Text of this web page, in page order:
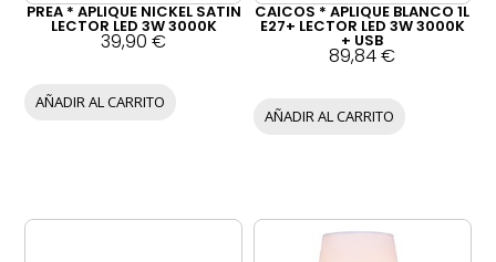
PREA * APLIQUE NICKEL SATIN
LECTOR LED 3W 3000K
39,90€
AÑADIR AL CARRITO
CAICOS * APLIQUE BLANCO 1L
E27+ LECTOR LED 3W 3000K
+ USB
89,84€
AÑADIR AL CARRITO